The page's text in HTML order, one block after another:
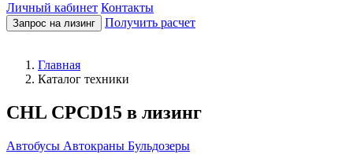
Личный кабинет Контакты
Запрос на лизинг Получить расчет
Главная
Каталог техники
CHL CPCD15 в лизинг
Автобусы Автокраны Бульдозеры